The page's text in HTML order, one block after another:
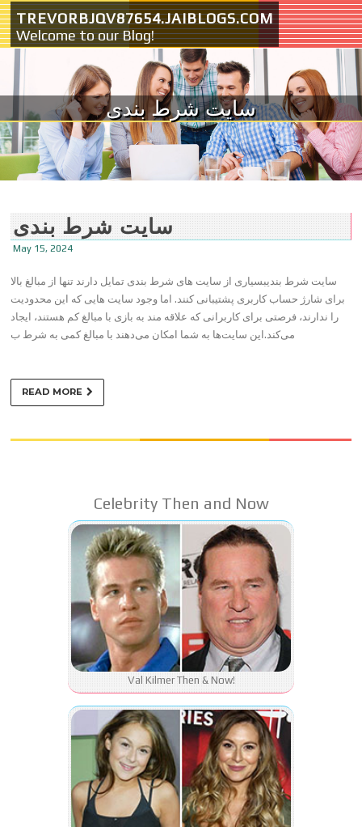
Skip to content
TREVORBJQV87654.JAIBLOGS.COM
Welcome to our Blog!
سایت شرط بندی
سایت شرط بندی
May 15, 2024
سایت شرط بندیبسیاری از سایت‌ های شرط بندی تمایل دارند تنها از مبالغ بالا
برای شارژ حساب کاربری پشتیبانی کنند. اما وجود سایت‌ هایی که این محدودیت
را ندارند، فرصتی برای کاربرانی که علاقه‌ مند به بازی با مبالغ کم هستند، ایجاد
می‌کند.این سایت‌ها به شما امکان می‌دهند با مبالغ کمی به شرط ب
READ MORE
Celebrity Then and Now
Val Kilmer Then & Now!